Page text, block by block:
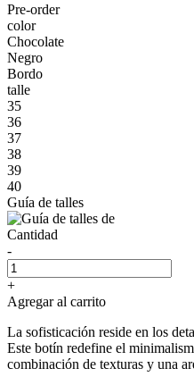
Pre-order
color
Chocolate
Negro
Bordo
talle
35
36
37
38
39
40
Guía de talles
Cantidad
-
+
Agregar al carrito
La sofisticación reside en los
Este botín redefine el
combinación de texturas y una